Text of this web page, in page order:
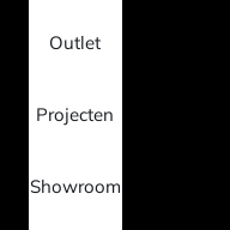
Outlet
Projecten
Showroom